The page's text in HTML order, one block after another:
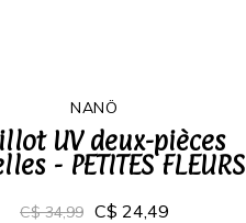
NANÖ
UV deux-pièces
- PETITES FLEURS
C$ 34,99 C$ 24,49